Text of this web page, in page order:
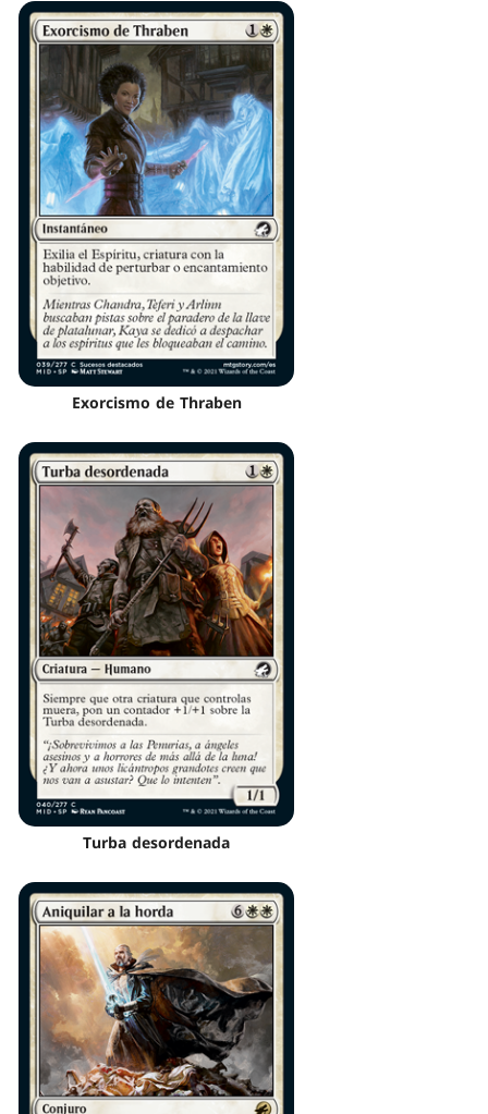
Exorcismo de Thraben
Turba desordenada